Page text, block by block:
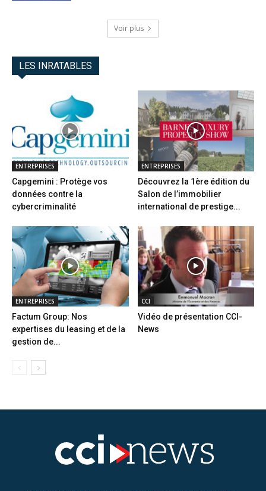
Voir plus
LES INRATABLES
ENTREPRISES
Capgemini : Protège vos
données contre la
cybercriminalité
ENTREPRISES
Découvrez la 1ère édition du
Salon de l’immobilier
international de prestige...
ENTREPRISES
Factum Group: Nos
expertises du leasing et de la
gestion de...
CCI
Vidéo de présentation CCI-
News